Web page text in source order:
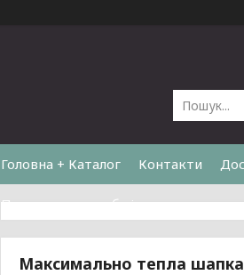
Головна + Каталог Контакти
Повернення та обмін
Максимально тепла шапка